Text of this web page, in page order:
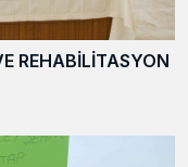
REHABİLİTASYON